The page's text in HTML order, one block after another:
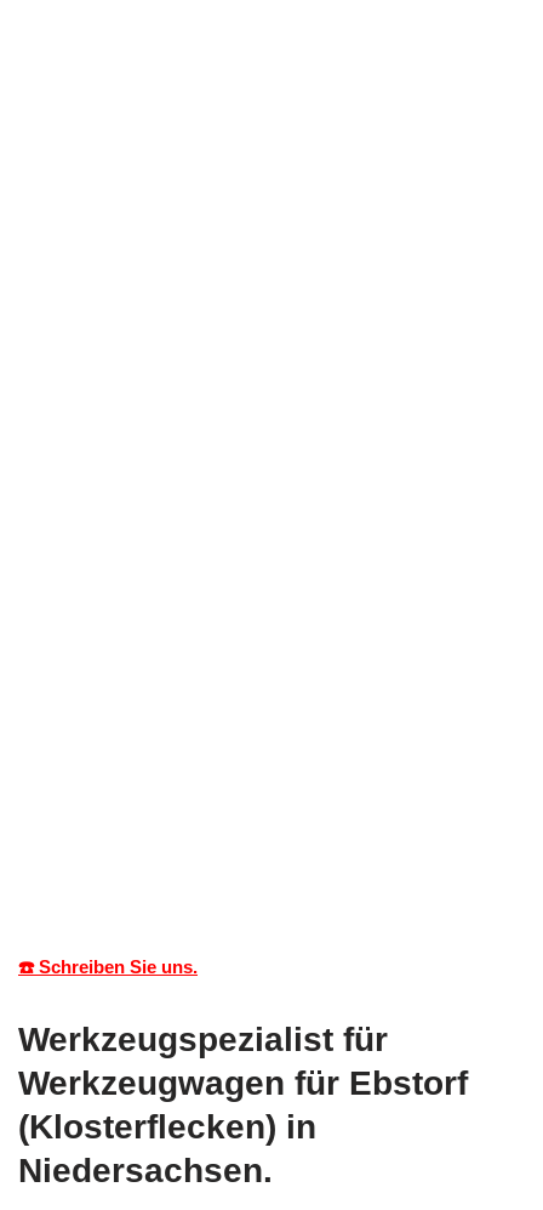
☎️ Schreiben Sie uns.
Werkzeugspezialist für
Werkzeugwagen für Ebstorf
(Klosterflecken) in
Niedersachsen.